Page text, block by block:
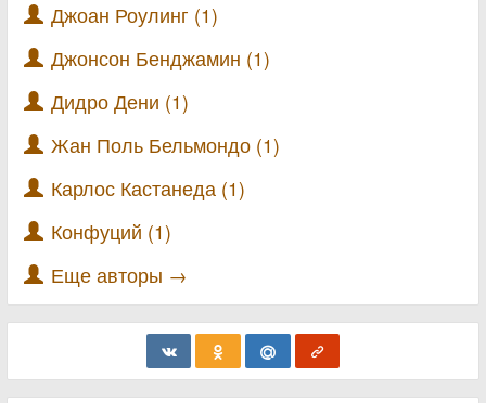
Джоан Роулинг (1)
Джонсон Бенджамин (1)
Дидро Дени (1)
Жан Поль Бельмондо (1)
Карлос Кастанеда (1)
Конфуций (1)
Еще авторы →